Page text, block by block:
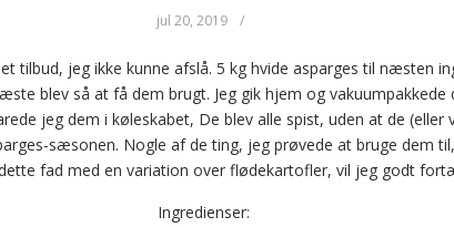
jul 20, 2019 /
tilbud, jeg ikke kunne afslå. 5 kg hvide asparges til næsten
blev så at få dem brugt. Jeg gik hjem og vakuumpakkede
jeg dem i køleskabet, De blev alle spist, uden at de (eller
sæsonen. Nogle af de ting, jeg prøvede at bruge dem
fad med en variation over flødekartofler, vil jeg godt
Ingredienser: